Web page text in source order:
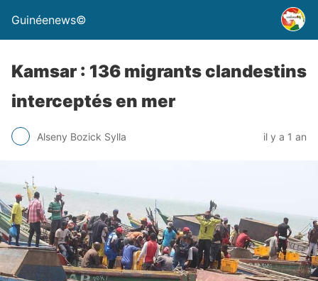
Guinéenews©
Kamsar : 136 migrants clandestins
interceptés en mer
Alseny Bozick Sylla il y a 1 an